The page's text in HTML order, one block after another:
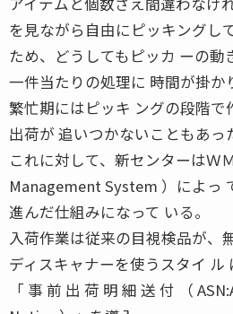
を見ながら自由にピッキングし
ため、どうしてもピッカ ーの動
一件当たりの処理に 時間が掛か
繁忙期にはピッキ ングの段階で
出荷が 追いつかないこともあっ
これに対して、新センターはＷ
Management System ）によっ
進んだ仕組みになって いる。
入荷作業は従来の目視検品が、
ディスキャナーを使うスタイ ル
「 事 前 出 荷 明 細 送 付 （